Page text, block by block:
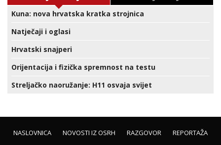
Kuna: nova hrvatska kratka strojnica
Natječaji i oglasi
Hrvatski snajperi
Orijentacija i fizička spremnost na testu
Streljačko naoružanje: H11 osvaja svijet
NASLOVNICA NOVOSTI IZ OSRH RAZGOVOR
REPORTAŽA